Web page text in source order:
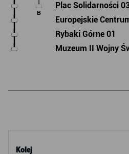
Kolej
B
Plac Solidarności
Europejskie
Rybaki Górne 01
Muzeum II Wojny